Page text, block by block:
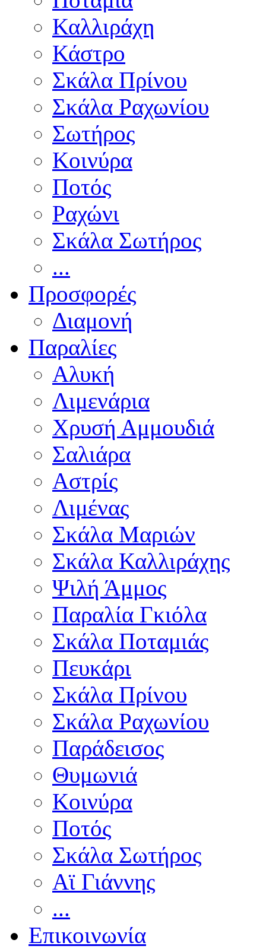
Καλλιράχη
Κάστρο
Σκάλα Πρίνου
Σκάλα Ραχωνίου
Σωτήρος
Κοινύρα
Ποτός
Ραχώνι
Σκάλα Σωτήρος
...
Προσφορές
Διαμονή
Παραλίες
Αλυκή
Λιμενάρια
Χρυσή Αμμουδιά
Σαλιάρα
Αστρίς
Λιμένας
Σκάλα Μαριών
Σκάλα Καλλιράχης
Ψιλή Άμμος
Παραλία Γκιόλα
Σκάλα Ποταμιάς
Πευκάρι
Σκάλα Πρίνου
Σκάλα Ραχωνίου
Παράδεισος
Θυμωνιά
Κοινύρα
Ποτός
Σκάλα Σωτήρος
Αϊ Γιάννης
...
Επικοινωνία